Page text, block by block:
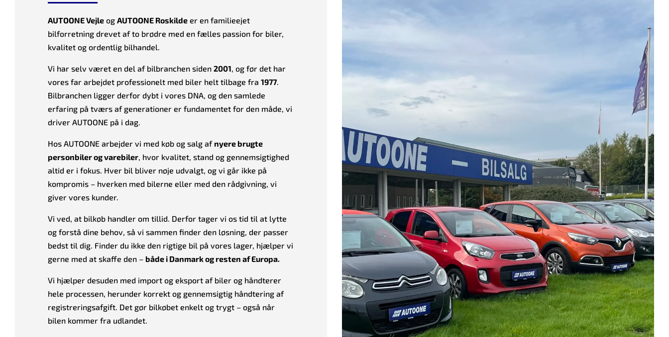
AUTOONE Vejleog AUTOONE Roskildeer en familieejet
bilforretning drevet af to brødre med en fælles passion for biler,
kvalitet og ordentlig bilhandel.
Vi har selv været en del af bilbranchen siden 2001, og før det har
vores far arbejdet professionelt med biler helt tilbage fra 1977.
Bilbranchen ligger derfor dybt i vores DNA, og den samlede
erfaring på tværs af generationer er fundamentet for den måde, vi
driver AUTOONE på i dag.
Hos AUTOONE arbejder vi med køb og salg af nyere brugte
personbiler og varebiler, hvor kvalitet, stand og gennemsigtighed
altid er i fokus. Hver bil bliver nøje udvalgt, og vi går ikke på
kompromis – hverken med bilerne eller med den rådgivning, vi
giver vores kunder.
Vi ved, at bilkøb handler om tillid. Derfor tager vi os tid til at lytte
og forstå dine behov, så vi sammen finder den løsning, der passer
bedst til dig. Finder du ikke den rigtige bil på vores lager, hjælper vi
gerne med at skaffe den – både i Danmark og resten af Europa.
Vi hjælper desuden med import og eksport af biler og håndterer
hele processen, herunder korrekt og gennemsigtig håndtering af
registreringsafgift. Det gør bilkøbet enkelt og trygt – også når
bilen kommer fra udlandet.